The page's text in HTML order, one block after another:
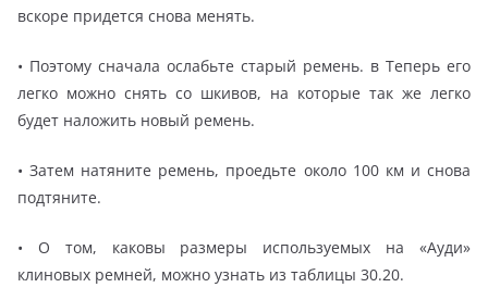
вскоре придется снова менять.
• Поэтому сначала ослабьте старый ремень. в Теперь его
легко можно снять со шкивов, на которые так же легко
будет наложить новый ремень.
• Затем натяните ремень, проедьте около 100 км и снова
подтяните.
• О том, каковы размеры используемых на «Ауди»
клиновых ремней, можно узнать из таблицы 30.20.